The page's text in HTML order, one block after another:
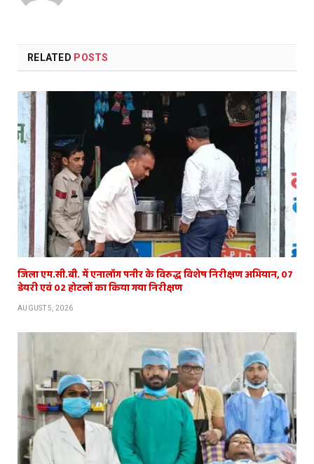
RELATED POSTS
जिला एम.सी.बी. में एनालॉग पनीर के विरुद्ध विशेष निरीक्षण अभियान, 07
डेयरी एवं 02 होटलों का किया गया निरीक्षण
AUGUST 5, 2026